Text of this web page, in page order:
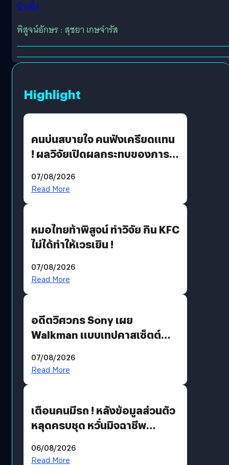
อ้างอิง
พิสูจน์อักษร : สุชยา เกษจำรัส
Highlight
คนบ่นสบายใจ คนฟังเครียดแทน
! ผลวิจัยเปิดผลกระทบของการ
07/08/2026
Read More
หมอไทยท้าพิสูจน์ ทำวิจัย กิน KFC
ไม่ได้ทำให้เวรเยิน !
07/08/2026
Read More
อดีตวิศวกร Sony เผย
Walkman แบบเทปคาสเซ็ตต์
07/08/2026
Read More
เตือนคนมีรถ ! หลังข้อมูลส่วนตัว
หลุดครบชุด หวั่นมิจฉาชีพ
รหัสผ่านหลุด ไม่ใช่แฮกเกอร์
06/08/2026
Read More